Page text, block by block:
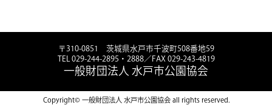
〒310-0851 茨城県水戸市千波町508番地59
TEL 029-244-2895・2888／FAX 029-243-4819
一般財団法人 水戸市公園協会
Copyright© 一般財団法人 水戸市公園協会 all rights reserved.